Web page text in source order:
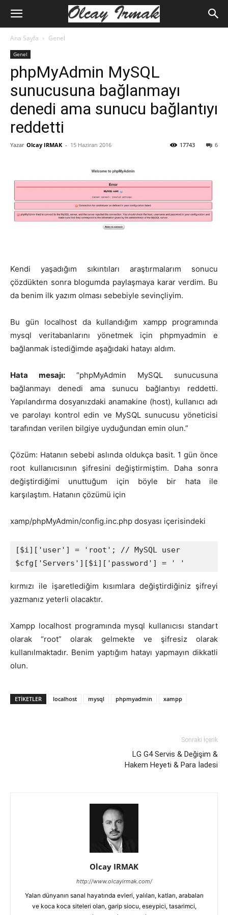
Ana Sayfa Genel
Genel
phpMyAdmin MySQL
sunucusuna bağlanmayı
denedi ama sunucu bağlantıyı
reddetti
Yazar Olcay IRMAK - 15 Haziran 2016 6
17743
Kendi yaşadığım sıkıntıları araştırmalarım sonucu
çözdükten sonra blogumda paylaşmaya karar verdim. Bu
da benim ilk yazım olması sebebiyle sevinçliyim.
Bu gün localhost da kullandığım xampp programında
mysql veritabanlarını yönetmek için phpmyadmin e
bağlanmak istediğimde aşağıdaki hatayı aldım.
Hata mesajı: “phpMyAdmin MySQL sunucusuna
bağlanmayı denedi ama sunucu bağlantıyı reddetti.
Yapılandırma dosyanızdaki anamakine (host), kullanıcı adı
ve parolayı kontrol edin ve MySQL sunucusu yöneticisi
tarafından verilen bilgiye uyduğundan emin olun.”
Çözüm: Hatanın sebebi aslında oldukça basit. 1 gün önce
root kullanıcısının şifresini değiştirmiştim. Daha sonra
değiştirdiğimi unuttuğum için böyle bir hata ile
karşılaştım. Hatanın çözümü için
xamp/phpMyAdmin/config.inc.php dosyası içerisindeki
[$i]['user'] = 'root'; // MySQL user
$cfg['Servers'][$i]['password'] = ' '
kırmızı ile işaretlediğim kısımlara değiştirdiğiniz şifreyi
yazmanız yeterli olacaktır.
Xampp localhost programında mysql kullanıcısı standart
olarak “root” olarak gelmekte ve şifresiz olarak
kullanılmaktadır. Benim yaptığım hatayı yapmayın dikkatli
olun.
ETIKETLER localhost mysql phpmyadmin xampp
Sonraki İçerik
LG G4 Servis & Değişim &
Hakem Heyeti & Para İadesi
Olcay IRMAK
http://www.olcayirmak.com/
Yalan dünyanın sanal hayatında evleri, yalıları, katları, arabaları
ve koca koca siteleri olan, garip siocu, eseypici, tasarimci,